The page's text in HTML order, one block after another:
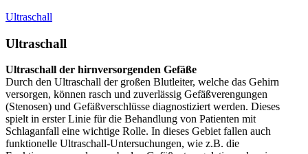
Ultraschall
Ultraschall
Ultraschall der hirnversorgenden Gefäße
Durch den Ultraschall der großen Blutleiter, welche das Gehirn
versorgen, können rasch und zuverlässig Gefäßverengungen
(Stenosen) und Gefäßverschlüsse diagnostiziert werden. Dieses
spielt in erster Linie für die Behandlung von Patienten mit
Schlaganfall eine wichtige Rolle. In dieses Gebiet fallen auch
funktionelle Ultraschall-Untersuchungen, wie z.B. die